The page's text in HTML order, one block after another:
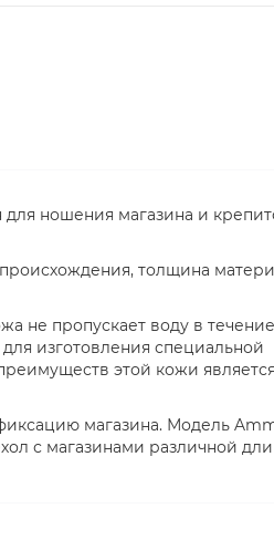
ношения магазина и
толщина
не пропускает воду в
изготовления специальной
этой кожи
магазина. Модель
с магазинами различной